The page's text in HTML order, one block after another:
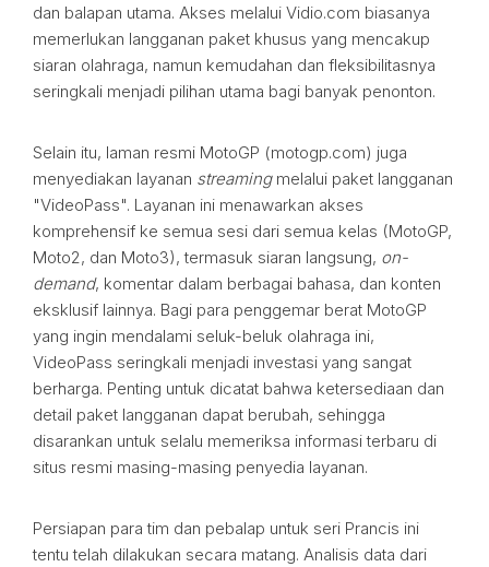
dan balapan utama. Akses melalui Vidio.com biasanya
memerlukan langganan paket khusus yang mencakup
siaran olahraga, namun kemudahan dan fleksibilitasnya
seringkali menjadi pilihan utama bagi banyak penonton.
Selain itu, laman resmi MotoGP (motogp.com) juga
menyediakan layanan streamingmelalui paket langganan
"VideoPass". Layanan ini menawarkan akses
komprehensif ke semua sesi dari semua kelas (MotoGP,
Moto2, dan Moto3), termasuk siaran langsung, on-
demand, komentar dalam berbagai bahasa, dan konten
eksklusif lainnya. Bagi para penggemar berat MotoGP
yang ingin mendalami seluk-beluk olahraga ini,
VideoPass seringkali menjadi investasi yang sangat
berharga. Penting untuk dicatat bahwa ketersediaan dan
detail paket langganan dapat berubah, sehingga
disarankan untuk selalu memeriksa informasi terbaru di
situs resmi masing-masing penyedia layanan.
Persiapan para tim dan pebalap untuk seri Prancis ini
tentu telah dilakukan secara matang. Analisis data dari